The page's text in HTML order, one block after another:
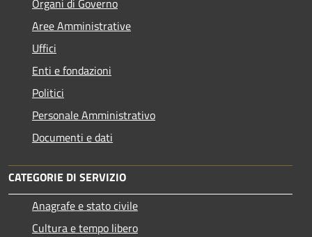
Organi di Governo
Aree Amministrative
Uffici
Enti e fondazioni
Politici
Personale Amministrativo
Documenti e dati
CATEGORIE DI SERVIZIO
Anagrafe e stato civile
Cultura e tempo libero